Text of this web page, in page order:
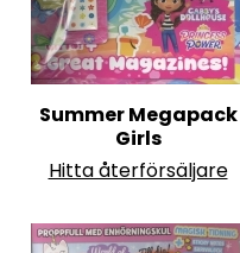
Summer Megapack
Girls
Hitta återförsäljare